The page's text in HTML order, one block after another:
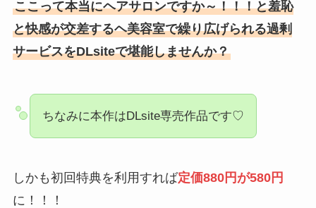
ここって本当にヘアサロンですか～！！！と羞恥
と快感が交差するヘ美容室で繰り広げられる過剰
サービスをDLsiteで堪能しませんか？
ちなみに本作はDLsite専売作品です♡
しかも初回特典を利用すれば定価880円が580円
に！！！